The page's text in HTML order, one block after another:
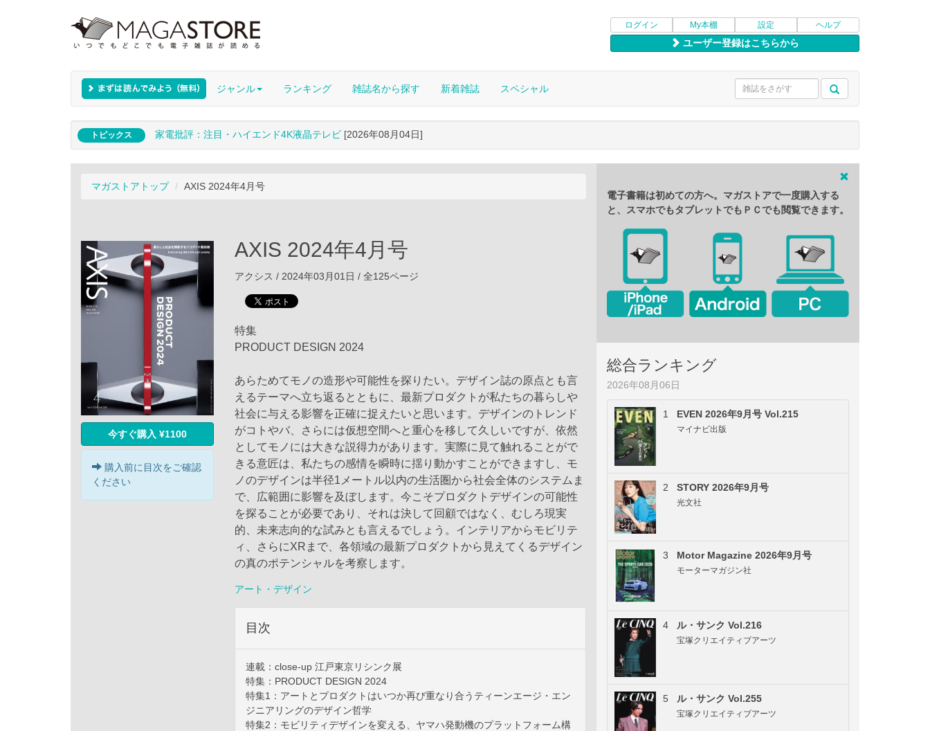
ログイン My本棚 設定 ヘルプ
ユーザー登録はこちらから
ジャンル ランキング 雑誌名から探す 新着雑誌 スペシャル
トピックス 家電批評：注目・ハイエンド4K液晶テレビ [2026年08月04日]
マガストアトップ AXIS 2024年4月号
今すぐ購入 ¥1100
購入前に目次をご確認
ください
AXIS 2024年4月号
アクシス / 2024年03月01日 / 全125ページ
特集
PRODUCT DESIGN 2024
あらためてモノの造形や可能性を探りたい。デザイン誌の原点とも言
えるテーマへ立ち返るとともに、最新プロダクトが私たちの暮らしや
社会に与える影響を正確に捉えたいと思います。デザインのトレンド
がコトやバ、さらには仮想空間へと重心を移して久しいですが、依然
としてモノには大きな説得力があります。実際に見て触れることがで
きる意匠は、私たちの感情を瞬時に揺り動かすことができますし、モ
ノのデザインは半径1メートル以内の生活圏から社会全体のシステムま
で、広範囲に影響を及ぼします。今こそプロダクトデザインの可能性
を探ることが必要であり、それは決して回顧ではなく、むしろ現実
的、未来志向的な試みとも言えるでしょう。インテリアからモビリテ
ィ、さらにXRまで、各領域の最新プロダクトから見えてくるデザイン
の真のポテンシャルを考察します。
アート・デザイン
目次
連載：close-up 江戸東京リシンク展
特集：PRODUCT DESIGN 2024
特集1：アートとプロダクトはいつか再び重なり合うティーンエージ・エン
ジニアリングのデザイン哲学
特集2：モビリティデザインを変える、ヤマハ発動機のプラットフォーム構
電子書籍は初めての方へ。マガストアで一度購入する
と、スマホでもタブレットでもＰＣでも閲覧できます。
総合ランキング
2026年08月06日
1 EVEN 2026年9月号 Vol.215
マイナビ出版
2 STORY 2026年9月号
光文社
3 Motor Magazine 2026年9月号
モーターマガジン社
4 ル・サンク Vol.216
宝塚クリエイティブアーツ
5 ル・サンク Vol.255
宝塚クリエイティブアーツ